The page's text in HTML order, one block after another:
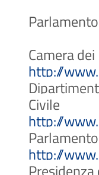
Camera
http://
Civile
http://
http://